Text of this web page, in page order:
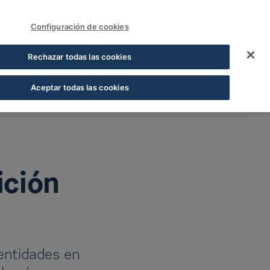
FUNDACIÓN COFARES
del Premio
en
Configuración de cookies
Rechazar todas las cookies
Aceptar todas las cookies